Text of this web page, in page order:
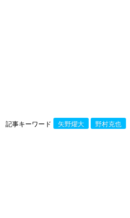
記事キーワード 矢野燿大 野村克也